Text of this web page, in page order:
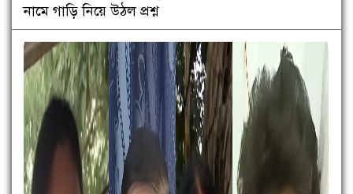
নামে গাড়ি নিয়ে উঠল প্রশ্ন